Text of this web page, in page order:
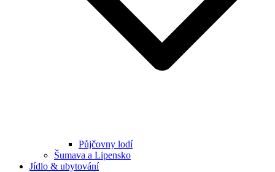
Půjčovny lodí
Šumava a Lipensko
Jídlo & ubytování